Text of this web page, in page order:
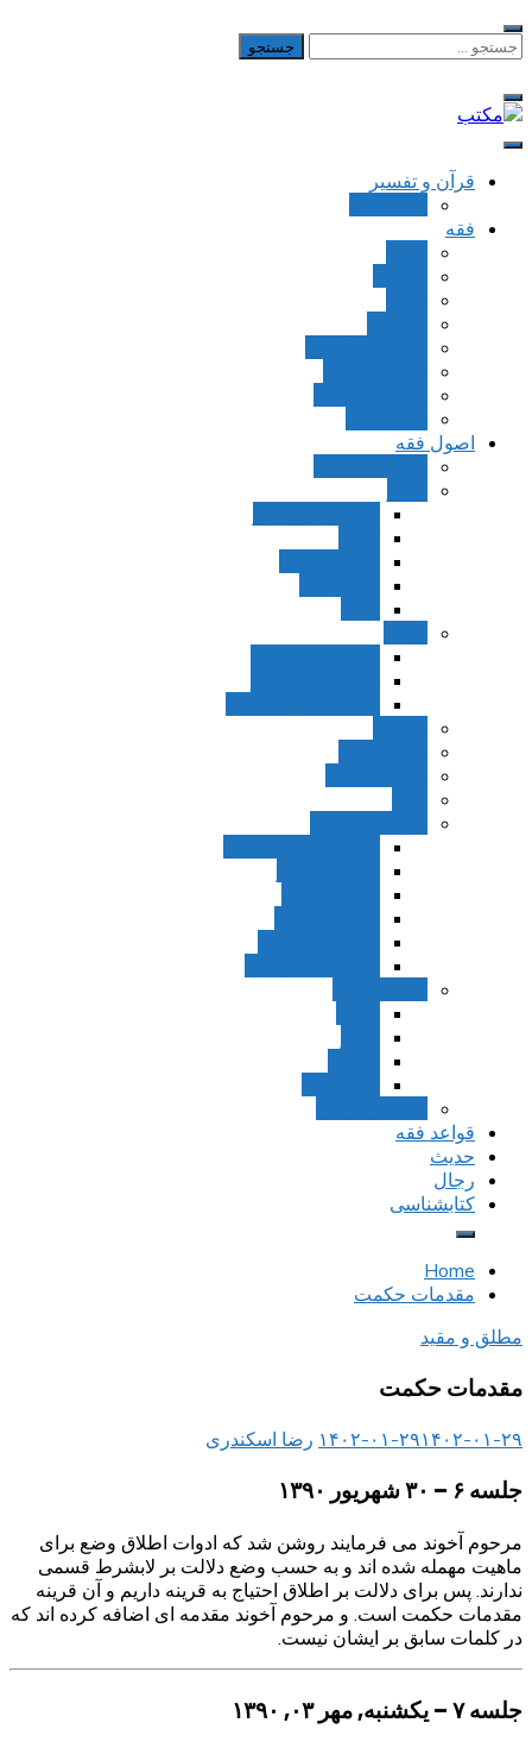
Skip
to
جستجو
قرآن و تفسیر
فقه
اصول فقه
قواعد فقه
حدیث
رجال
کتابشناسی
Home
مقدمات حکمت
مطلق و مقید
مقدمات حکمت
۱۴۰۲-۰۱-۲۹۱۴۰۲-۰۱-۲۹ رضا اسکندری
جلسه ۶ – ۳۰ شهریور ۱۳۹۰
مرحوم آخوند می فرمایند روشن شد که ادوات اطلاق وضع برای
ماهیت مهمله شده اند و به حسب وضع دلالت بر لابشرط قسمی
ندارند. پس برای دلالت بر اطلاق احتیاج به قرینه داریم و آن قرینه
مقدمات حکمت است. و مرحوم آخوند مقدمه ای اضافه کرده اند که
در کلمات سابق بر ایشان نیست.
جلسه ۷ – یکشنبه, مهر ۰۳, ۱۳۹۰